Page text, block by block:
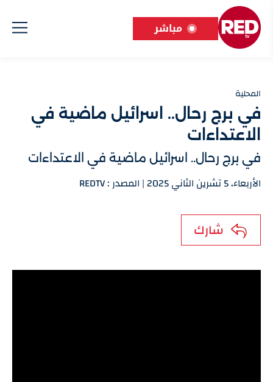
مباشر
المحلية
في برج رحال.. اسرائيل ماضية في
الاعتداءات
في برج رحال.. اسرائيل ماضية في الاعتداءات
الأربعاء، 5 تشرين الثاني 2025 | المصدر : REDTV
شارك